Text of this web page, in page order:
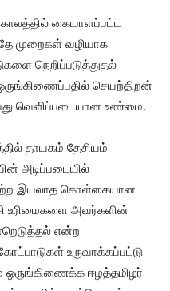
கையாளப்பட்ட
முறைகள் வழியாக
நெறிப்படுத்துதல்
செயற்திறன்
வெளிப்படையான உண்மை.
தாயகம் தேசியம்
அடிப்படையில்
மாற்ற இயலாத கொள்கையான
உரிமைகளை அவர்களின்
என்ற
உருவாக்கப்பட்டு
ஈழத்தமிழர்